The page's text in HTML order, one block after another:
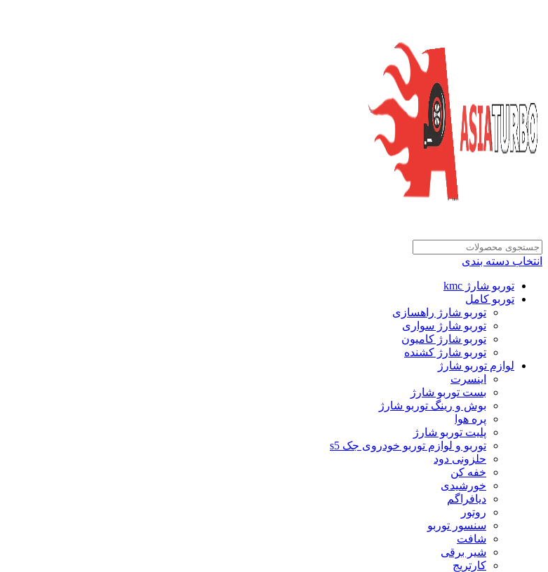
انتخاب دسته بندی
توربو شارژ kmc
توربو کامل
توربو شارژ راهسازی
توربو شارژ سواری
توربو شارژ کامیون
توربو شارژ کشنده
لوازم توربو شارژ
اینسرت
بست توربو شارژ
بوش و رینگ توربو شارژ
پره هوا
پلیت توربو شارژ
توربو و لوازم توربو خودروی جک s5
حلزونی دود
خفه کن
خورشیدی
دیافراگم
روتور
سنسور توربو
شافت
شیر برقی
کارتریج